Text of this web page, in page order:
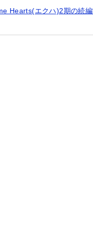
Hearts(エクハ)2期の続